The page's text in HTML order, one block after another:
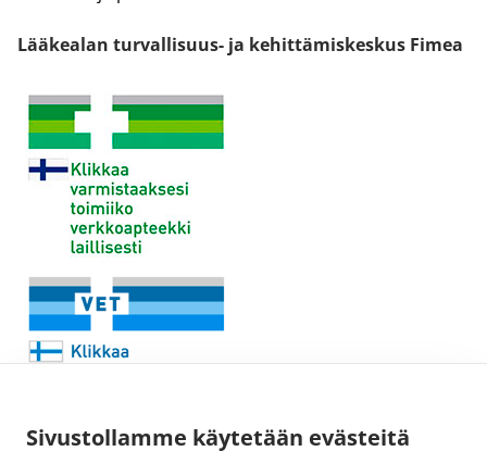
Sivustollamme käytetään evästeitä
Lääkealan turvallisuus- ja kehittämiskeskus Fimea